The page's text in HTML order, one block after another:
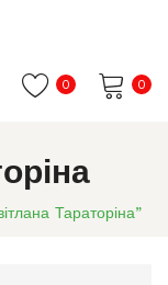
0
0
Тараторіна”